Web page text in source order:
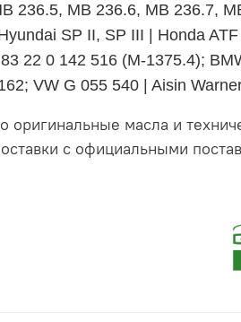
236.5, MB 236.6, MB 236.7,
SP II, SP III | Honda
22 0 142 516 (M-1375.4);
VW G 055 540 | Aisin
оригинальные масла и
с официальными